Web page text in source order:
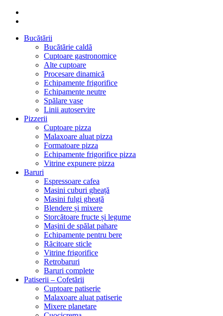
Bucătării
Bucătărie caldă
Cuptoare gastronomice
Alte cuptoare
Procesare dinamică
Echipamente frigorifice
Echipamente neutre
Spălare vase
Linii autoservire
Pizzerii
Cuptoare pizza
Malaxoare aluat pizza
Formatoare pizza
Echipamente frigorifice pizza
Vitrine expunere pizza
Baruri
Espressoare cafea
Masini cuburi gheață
Masini fulgi gheață
Blendere și mixere
Storcătoare fructe și legume
Mașini de spălat pahare
Echipamente pentru bere
Răcitoare sticle
Vitrine frigorifice
Retrobaruri
Baruri complete
Patiserii – Cofetării
Cuptoare patiserie
Malaxoare aluat patiserie
Mixere planetare